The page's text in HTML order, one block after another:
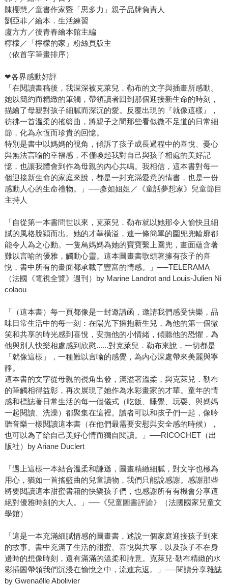
陳櫻慧／童書作家暨「思多力」親子品牌負責人
劉亞菲／繪本．生活練習
盧方方／後青春繪本館主編
檸檬／「檸檬的家」粉絲頁版主
（依首字筆畫排序）
❤各界感動好評
「在閱讀書稿後，我深深被克萊兒．勒布的文字與插畫所感動。
她以簡約而精緻的筆觸，帶領讀者回到那個迎接新生命的時刻，
描繪了母親對孩子細膩而深沉的愛。反覆出現的『就像這樣』，
彷彿一首溫柔的搖籃曲，將親子之間那些看似微不足道的日常細
節，化為永恆而珍貴的回憶。
特別是書中以媽媽的視角，傾訴了孩子成長過程中的喜悅、憂心
與無法言喻的幸福感，不僅喚起我對自己與孩子相處的美好記
憶，也讓我體會到作為母親的內心共鳴。我相信，這本書對每一
個迎接新生命的家庭來說，都是一封充滿愛意的情書，也是一份
感動人心的生命禮物。」──彥如姐姐／《童話夢想家》兒童節目
主持人
「自從第一本書問世以來，克萊兒．勒布就以她那令人愉快且細
膩的風格脫穎而出。她的才華橫溢，連一條簡單的圍兜兜輪廓都
能令人為之心動。一隻鳥媽媽為她的寶寶繫上圍兜，畫面蘊含著
難以言喻的優雅，觸動心靈。這本圖畫書歌頌著擁有孩子的喜
悅，書中所有的畫面都承載了豐富的情感。」──TELERAMA
（法國《電視全覽》週刊）by Marine Landrot and Louis-Julien Ni
colaou
「（這本書）每一頁都像是一封邀請函，邀請我們感受快樂，品
味日常生活中的每一刻：在陽光下擁抱新生兒，為他的第一個微
笑和共享的時光感到喜悅，安撫他的小情緒，傾聽他的恐懼，為
他與別人快樂相處感到欣慰......對克萊兒．勒布來說，一切都是
「就像這樣」，一種難以言喻的感覺，為內心深處帶來美麗與寧
靜。
這本書的文字從母親的視角出發，滿溢著溫柔，與克萊兒．勒布
的筆觸相得益彰，再次展現了她作為水彩畫家的才華。童年的情
感和標誌著日常生活的每一個儀式（吃飯、睡覺、玩耍、與媽媽
一起閱讀、洗澡）都聚集在這裡。讀者可以和孩子們一起，像聆
聽音樂一樣閱讀這本書（在他們最需要安慰與安全感的時候），
也可以為了給自己美好心情而獨自閱讀。」──RICOCHET（出
版社）by Ariane Duclert
「遇上這樣一本結合溫柔和謙遜，圖畫精緻細膩，對文字也極為
用心，猶如一首搖籃曲的兒童讀物，我們只能說感謝。感謝那些
將要閱讀這本甜蜜書籍的快樂孩子們，也感謝所有有機會分享這
絕對優雅時刻的大人。」──《兒童圖書評論》（法國國家兒童文
學館）
「這是一本充滿細膩情感的圖畫書，述說一個家庭迎接孩子到來
的故事。書中充滿了生活的甜蜜、喜悅與共享，以及孩子不在身
邊時的想像時刻，還有滿滿的溫柔和詩意。克萊兒·勒布精緻的水
彩插圖帶領我們沉浸在愉悅之中，流連忘返。」──閱讀分享雜誌
by Gwenaëlle Abolivier